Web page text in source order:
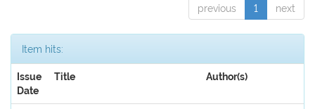
previous 1 next
Item hits:
Issue
Date
Title Author(s)